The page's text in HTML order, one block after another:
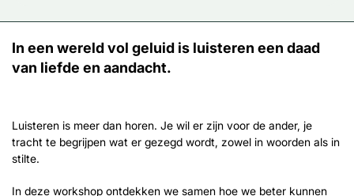
In een wereld vol geluid is luisteren een daad
van liefde en aandacht.
Luisteren is meer dan horen. Je wil er zijn voor de ander, je
tracht te begrijpen wat er gezegd wordt, zowel in woorden als in
stilte.
In deze workshop ontdekken we samen hoe we beter kunnen